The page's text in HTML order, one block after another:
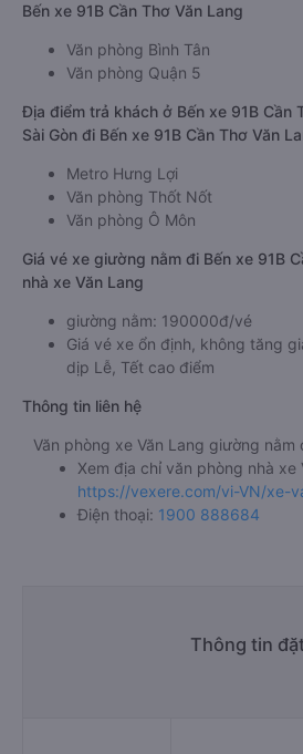
Bến xe 91B Cần Thơ Văn Lang
Văn phòng Bình Tân
Văn phòng Quận 5
Địa điểm trả khách ở Bến xe 91B Cần
Sài Gòn đi Bến xe 91B Cần Thơ Văn
Metro Hưng Lợi
Văn phòng Thốt Nốt
Văn phòng Ô Môn
Giá vé xe giường nằm đi Bến xe 91B
nhà xe Văn Lang
giường nằm: 190000đ/vé
Giá vé xe ổn định, không tăng
dịp Lễ, Tết cao điểm
Thông tin liên hệ
Văn phòng xe Văn Lang giường nằm
Xem địa chỉ văn phòng nhà xe
https://vexere.com/vi-VN/xe-
Điện thoại: 1900 888684
Thông tin